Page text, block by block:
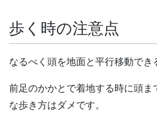
歩く時の注意点
なるべく頭を地面と平行移動でき
前足のかかとで着地する時に頭ま
な歩き方はダメです。